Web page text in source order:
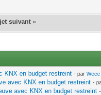
suivant »
KNX en budget restreint - parWeee
avec KNX en budget restreint -
avec KNX en budget restreint